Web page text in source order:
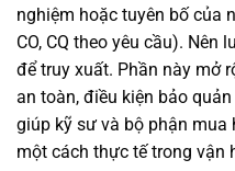
nghiệm hoặc tuyên bố của
CO, CQ theo yêu cầu). Nên
để truy xuất. Phần này mở
an toàn, điều kiện bảo
giúp kỹ sư và bộ phận mua
một cách thực tế trong vận